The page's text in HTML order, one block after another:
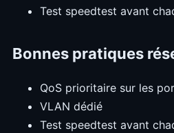
Test speedtest avant
Bonnes pratiques
QoS prioritaire sur les
VLAN dédié
Test speedtest avant